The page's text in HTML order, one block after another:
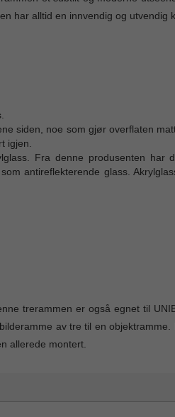
har alltid en innvendig og utvendig
siden, noe som gjør overflaten
igjen.
Fra denne produsenten har
antireflekterende glass.
trerammen er også egnet til
av tre til en objektramme.
allerede montert.